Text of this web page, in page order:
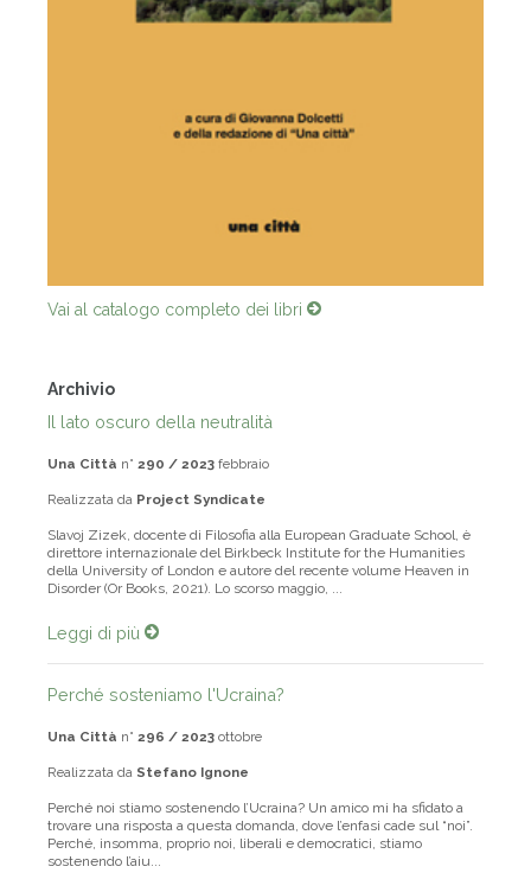
Vai al catalogo completo dei libri
Archivio
Il lato oscuro della neutralità
Una Città n° 290 / 2023 febbraio
Realizzata da Project Syndicate
Slavoj Zizek, docente di Filosofia alla European Graduate School, è
direttore internazionale del Birkbeck Institute for the Humanities
della University of London e autore del recente volume Heaven in
Disorder (Or Books, 2021). Lo scorso maggio, ...
Leggi di più
Perché sosteniamo l'Ucraina?
Una Città n° 296 / 2023 ottobre
Realizzata da Stefano Ignone
Perché noi stiamo sostenendo l’Ucraina? Un amico mi ha sfidato a
trovare una risposta a questa domanda, dove l’enfasi cade sul “noi”.
Perché, insomma, proprio noi, liberali e democratici, stiamo
sostenendo l’aiu...